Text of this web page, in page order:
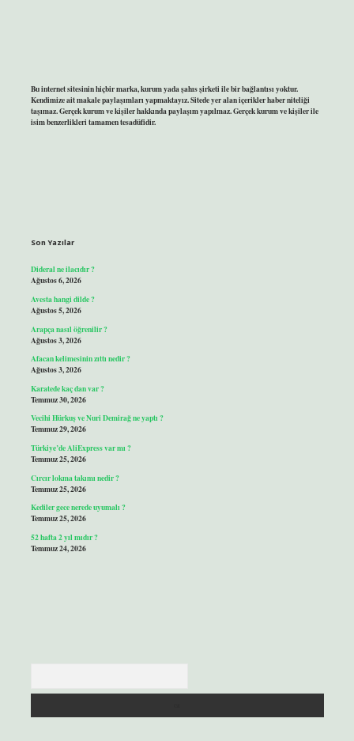
Bu internet sitesinin hiçbir marka, kurum yada şahıs şirketi ile bir bağlantısı yoktur.
Kendimize ait makale paylaşımları yapmaktayız. Sitede yer alan içerikler haber niteliği
taşımaz. Gerçek kurum ve kişiler hakkında paylaşım yapılmaz. Gerçek kurum ve kişiler ile
isim benzerlikleri tamamen tesadüfidir.
Son Yazılar
Dideral ne ilacıdır ?
Ağustos 6, 2026
Avesta hangi dilde ?
Ağustos 5, 2026
Arapça nasıl öğrenilir ?
Ağustos 3, 2026
Afacan kelimesinin zıttı nedir ?
Ağustos 3, 2026
Karatede kaç dan var ?
Temmuz 30, 2026
Vecihi Hürkuş ve Nuri Demirağ ne yaptı ?
Temmuz 29, 2026
Türkiye’de AliExpress var mı ?
Temmuz 25, 2026
Cırcır lokma takımı nedir ?
Temmuz 25, 2026
Kediler gece nerede uyumalı ?
Temmuz 25, 2026
52 hafta 2 yıl mıdır ?
Temmuz 24, 2026